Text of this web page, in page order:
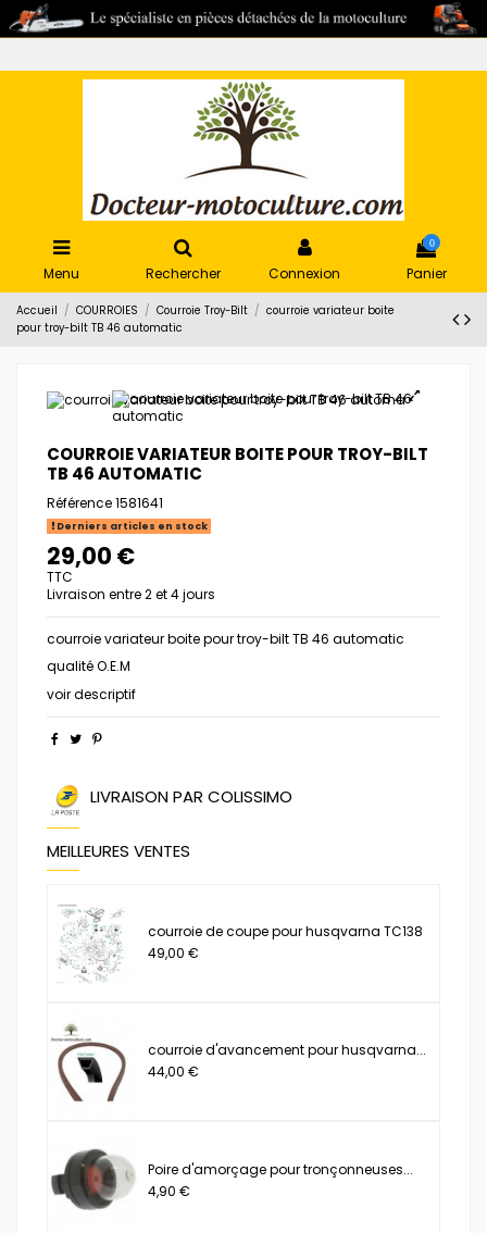
Menu Rechercher Connexion
0
Panier
Accueil COURROIES Courroie Troy-Bilt
courroie variateur boite
pour troy-bilt TB 46 automatic
COURROIE VARIATEUR BOITE POUR TROY-BILT
TB 46 AUTOMATIC
Référence1581641
Derniers articles en stock
29,00 €
TTC
Livraison entre 2 et 4 jours
courroie variateur boite pour troy-bilt TB 46 automatic
qualité O.E.M
voir descriptif
LIVRAISON PAR COLISSIMO
MEILLEURES VENTES
courroie de coupe pour husqvarna TC138
49,00 €
courroie d'avancement pour husqvarna...
44,00 €
Poire d'amorçage pour tronçonneuses...
4,90 €